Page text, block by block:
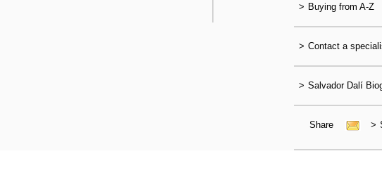
> Buying from A-Z
> Contact a
> Salvador Dalí
Share >